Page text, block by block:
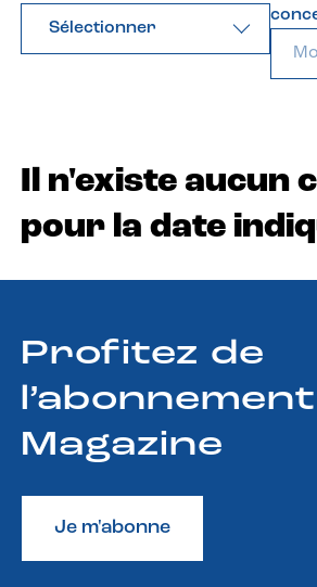
Sélectionner
Il n'existe aucun
pour la date
Profitez de
Magazine
Je m'abonne